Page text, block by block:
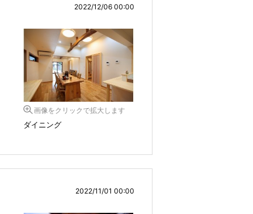
2022/12/06 00:00
画像をクリックで拡大します
ダイニング
2022/11/01 00:00